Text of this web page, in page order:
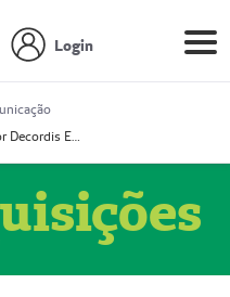
Login
Prestador Decordis Exames Cardiológicos LTDA (51004346-0)